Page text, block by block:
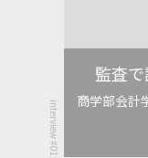
監査
商学部会計
interview #01